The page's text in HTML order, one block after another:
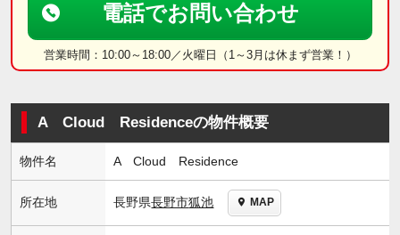
電話でお問い合わせ
営業時間：10:00～18:00／火曜日（1～3月は休まず営業！）
A Cloud Residenceの物件概要
物件名 A Cloud Residence
所在地 長野県長野市狐池 MAP